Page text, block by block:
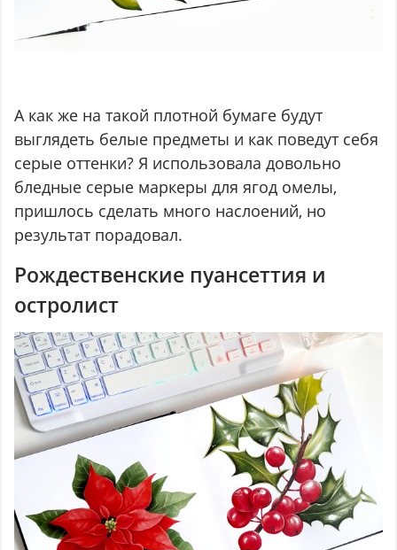
А как же на такой плотной бумаге будут
выглядеть белые предметы и как поведут себя
серые оттенки? Я использовала довольно
бледные серые маркеры для ягод омелы,
пришлось сделать много наслоений, но
результат порадовал.
Рождественские пуансеттия и
остролист